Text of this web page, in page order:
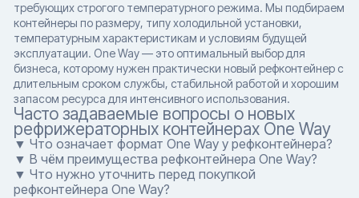
требующих строгого температурного режима. Мы подбираем
контейнеры по размеру, типу холодильной установки,
температурным характеристикам и условиям будущей
эксплуатации. One Way — это оптимальный выбор для
бизнеса, которому нужен практически новый рефконтейнер с
длительным сроком службы, стабильной работой и хорошим
запасом ресурса для интенсивного использования.
Часто задаваемые вопросы о новых
рефрижераторных контейнерах One Way
▼ Что означает формат One Way у рефконтейнера?
▼ В чём преимущества рефконтейнера One Way?
▼ Что нужно уточнить перед покупкой
рефконтейнера One Way?